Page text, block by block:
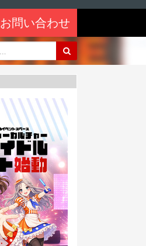
お問い合わせ